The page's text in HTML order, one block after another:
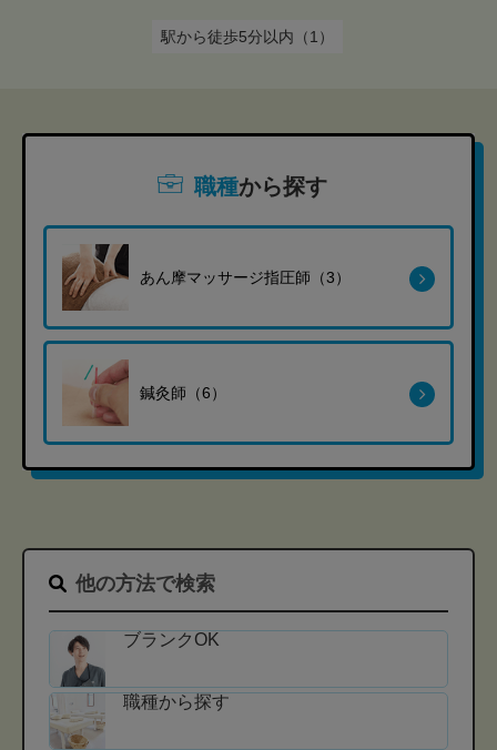
駅から徒歩5分以内（1）
職種から探す
あん摩マッサージ指圧師（3）
鍼灸師（6）
他の方法で検索
ブランクOK
職種から探す